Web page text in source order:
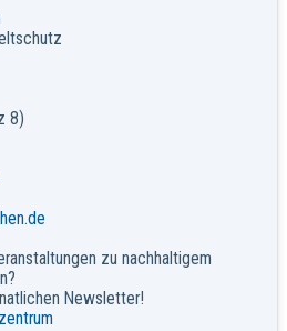
8)
zu nachhaltigem
Newsletter!